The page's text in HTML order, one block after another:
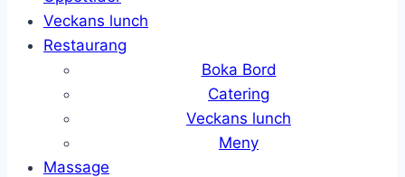
Veckans lunch
Restaurang
Boka Bord
Catering
Veckans lunch
Meny
Massage